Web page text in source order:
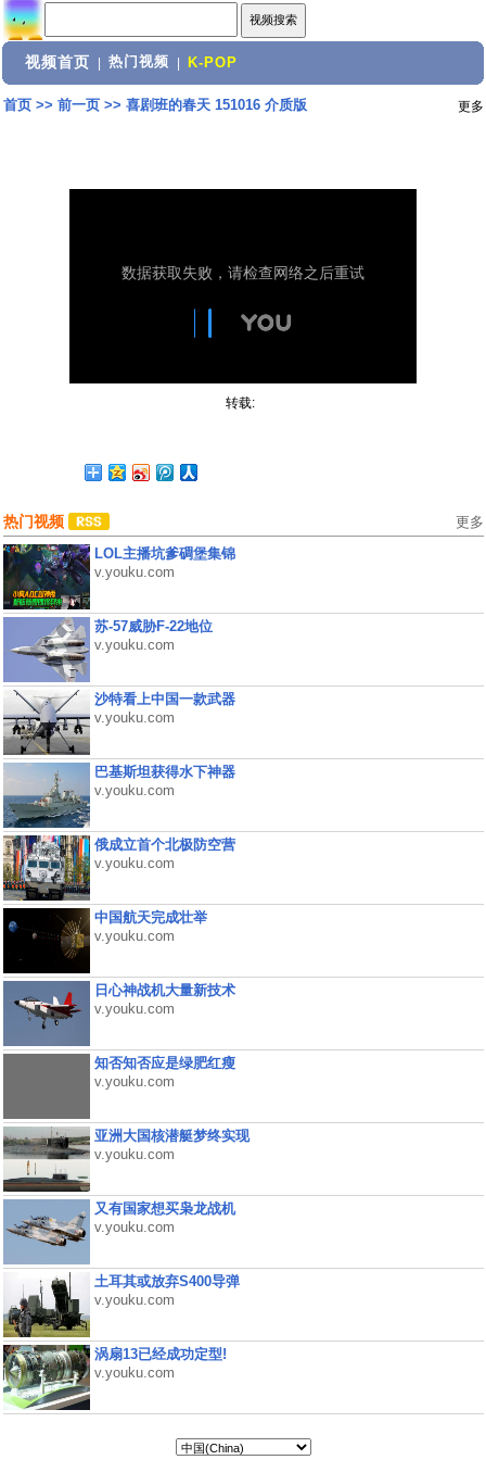
视频首页 热门视频 K-POP
首页>> 前一页>> 喜剧班的春天 151016 介质版 更多
转载:
热门视频 更多
LOL主播坑爹碉堡集锦
v.youku.com
苏-57威胁F-22地位
v.youku.com
沙特看上中国一款武器
v.youku.com
巴基斯坦获得水下神器
v.youku.com
俄成立首个北极防空营
v.youku.com
中国航天完成壮举
v.youku.com
日心神战机大量新技术
v.youku.com
知否知否应是绿肥红瘦
v.youku.com
亚洲大国核潜艇梦终实现
v.youku.com
又有国家想买枭龙战机
v.youku.com
土耳其或放弃S400导弹
v.youku.com
涡扇13已经成功定型!
v.youku.com